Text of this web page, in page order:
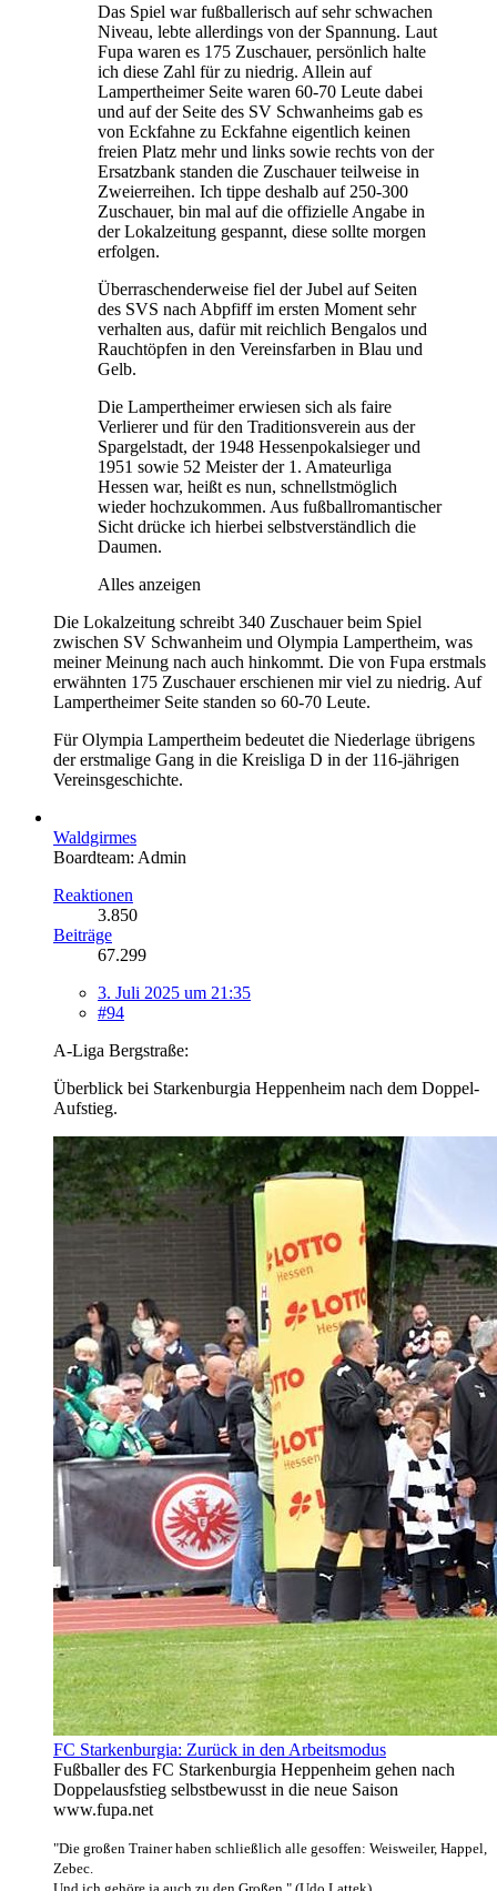
Das Spiel war fußballerisch auf sehr schwachen
Niveau, lebte allerdings von der Spannung. Laut
Fupa waren es 175 Zuschauer, persönlich halte
ich diese Zahl für zu niedrig. Allein auf
Lampertheimer Seite waren 60-70 Leute dabei
und auf der Seite des SV Schwanheims gab es
von Eckfahne zu Eckfahne eigentlich keinen
freien Platz mehr und links sowie rechts von der
Ersatzbank standen die Zuschauer teilweise in
Zweierreihen. Ich tippe deshalb auf 250-300
Zuschauer, bin mal auf die offizielle Angabe in
der Lokalzeitung gespannt, diese sollte morgen
erfolgen.
Überraschenderweise fiel der Jubel auf Seiten
des SVS nach Abpfiff im ersten Moment sehr
verhalten aus, dafür mit reichlich Bengalos und
Rauchtöpfen in den Vereinsfarben in Blau und
Gelb.
Die Lampertheimer erwiesen sich als faire
Verlierer und für den Traditionsverein aus der
Spargelstadt, der 1948 Hessenpokalsieger und
1951 sowie 52 Meister der 1. Amateurliga
Hessen war, heißt es nun, schnellstmöglich
wieder hochzukommen. Aus fußballromantischer
Sicht drücke ich hierbei selbstverständlich die
Daumen.
Alles anzeigen
Die Lokalzeitung schreibt 340 Zuschauer beim Spiel
zwischen SV Schwanheim und Olympia Lampertheim, was
meiner Meinung nach auch hinkommt. Die von Fupa erstmals
erwähnten 175 Zuschauer erschienen mir viel zu niedrig. Auf
Lampertheimer Seite standen so 60-70 Leute.
Für Olympia Lampertheim bedeutet die Niederlage übrigens
der erstmalige Gang in die Kreisliga D in der 116-jährigen
Vereinsgeschichte.
Waldgirmes
Boardteam: Admin
Reaktionen
3.850
Beiträge
67.299
3. Juli 2025 um 21:35
#94
A-Liga Bergstraße:
Überblick bei Starkenburgia Heppenheim nach dem Doppel-
Aufstieg.
FC Starkenburgia: Zurück in den Arbeitsmodus
Fußballer des FC Starkenburgia Heppenheim gehen nach
Doppelausfstieg selbstbewusst in die neue Saison
www.fupa.net
"Die großen Trainer haben schließlich alle gesoffen: Weisweiler, Happel,
Zebec.